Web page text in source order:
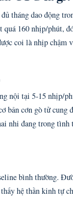
tháng dao động
160 nhịp/phút,
coi là nhịp chậm
nội tại 5-15 nhịp/
bản cơn gò tử cung
nhi đang trong tình
bình thường.
hệ thần kinh tự